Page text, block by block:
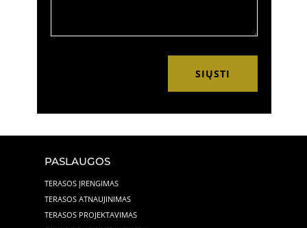
SIŲSTI
PASLAUGOS
TERASOS ĮRENGIMAS
TERASOS ATNAUJINIMAS
TERASOS PROJEKTAVIMAS